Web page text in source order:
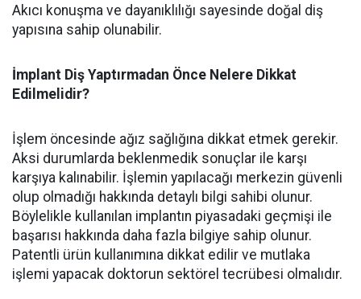
Akıcı konuşma ve dayanıklılığı sayesinde doğal diş
yapısına sahip olunabilir.
İmplant Diş Yaptırmadan Önce Nelere Dikkat
Edilmelidir?
İşlem öncesinde ağız sağlığına dikkat etmek gerekir.
Aksi durumlarda beklenmedik sonuçlar ile karşı
karşıya kalınabilir. İşlemin yapılacağı merkezin güvenli
olup olmadığı hakkında detaylı bilgi sahibi olunur.
Böylelikle kullanılan implantın piyasadaki geçmişi ile
başarısı hakkında daha fazla bilgiye sahip olunur.
Patentli ürün kullanımına dikkat edilir ve mutlaka
işlemi yapacak doktorun sektörel tecrübesi olmalıdır.